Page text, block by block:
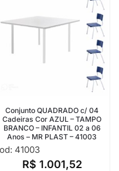
Conjunto QUADRADO c/ 04
Cadeiras Cor AZUL – TAMPO
BRANCO – INFANTIL 02 a 06
Anos – MR PLAST – 41003
41003
R$ 1.001,52